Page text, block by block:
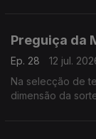
Preguiça da
Ep. 28
12 jul.
Na selecção de
dimensão da